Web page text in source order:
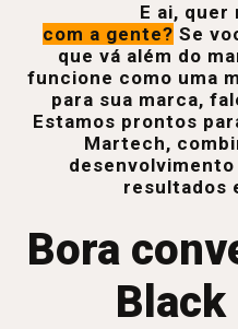
E ai, quer
com a gente? Se
que vá além do
funcione como uma
para sua marca,
Estamos prontos
Martech,
resultados
Bora
Black